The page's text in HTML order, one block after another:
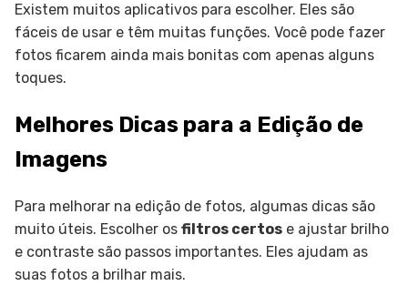
Existem muitos aplicativos para escolher. Eles são
fáceis de usar e têm muitas funções. Você pode fazer
fotos ficarem ainda mais bonitas com apenas alguns
toques.
Melhores Dicas para a Edição de
Imagens
Para melhorar na edição de fotos, algumas dicas são
muito úteis. Escolher os filtros certos e ajustar brilho
e contraste são passos importantes. Eles ajudam as
suas fotos a brilhar mais.